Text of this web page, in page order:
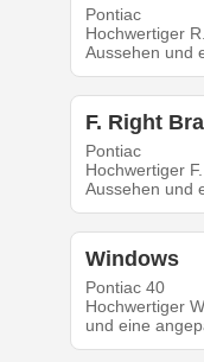
Pontiac
Hochwertiger
Aussehen und
F. Right
Pontiac
Hochwertiger
Aussehen und
Windows
Pontiac 40
Hochwertiger
und eine